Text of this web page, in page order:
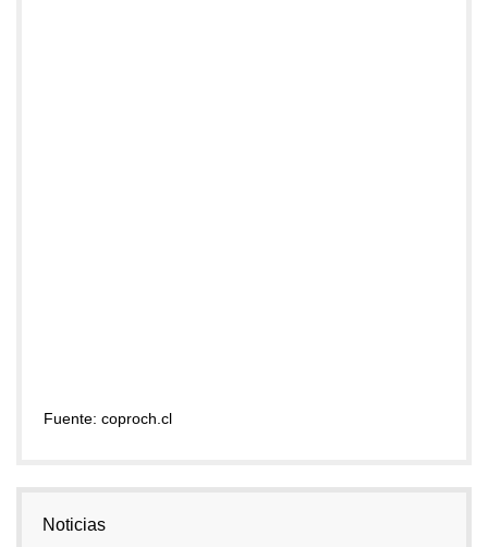
Fuente: coproch.cl
Noticias